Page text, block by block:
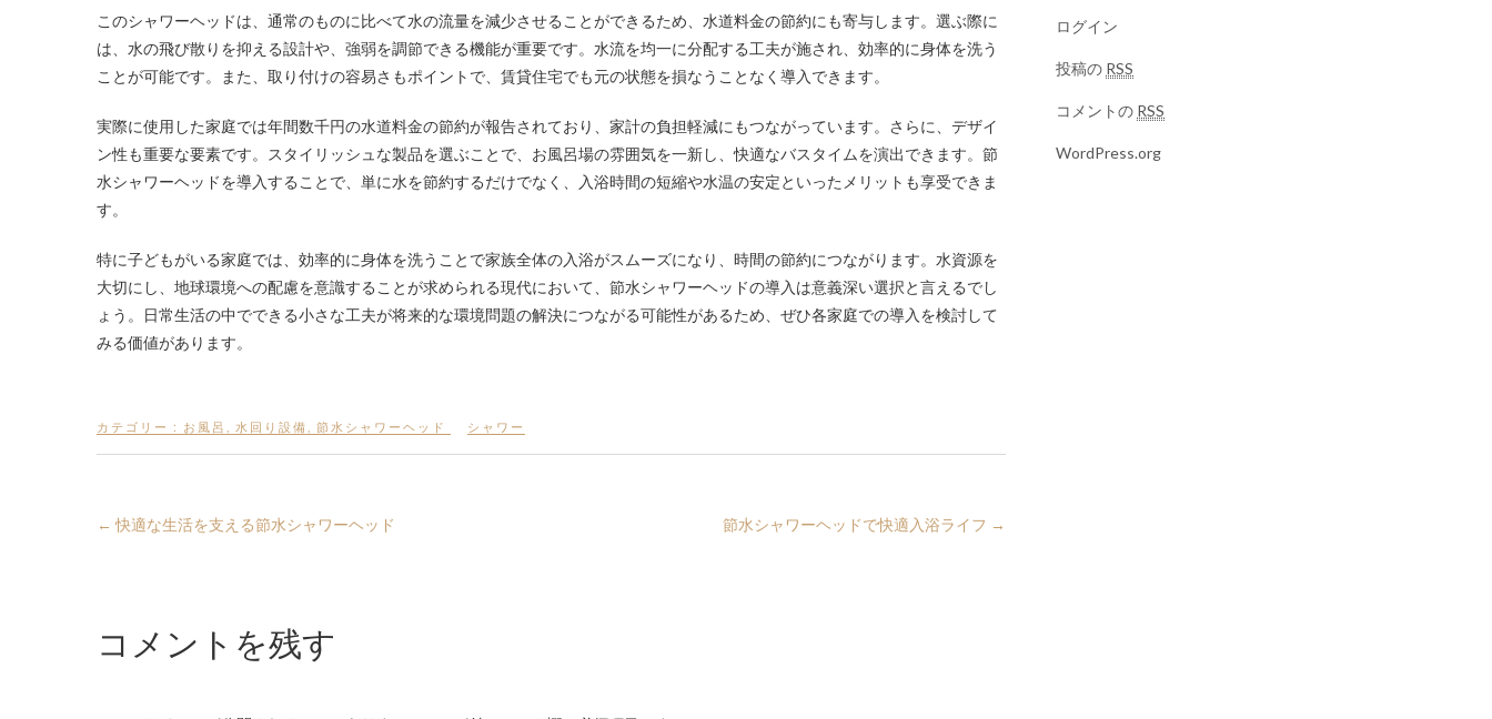
このシャワーヘッドは、通常のものに比べて水の流量を減少させることができるため、水道料金の節約にも寄与します。選ぶ際に
は、水の飛び散りを抑える設計や、強弱を調節できる機能が重要です。水流を均一に分配する工夫が施され、効率的に身体を洗う
ことが可能です。また、取り付けの容易さもポイントで、賃貸住宅でも元の状態を損なうことなく導入できます。
実際に使用した家庭では年間数千円の水道料金の節約が報告されており、家計の負担軽減にもつながっています。さらに、デザイ
ン性も重要な要素です。スタイリッシュな製品を選ぶことで、お風呂場の雰囲気を一新し、快適なバスタイムを演出できます。節
水シャワーヘッドを導入することで、単に水を節約するだけでなく、入浴時間の短縮や水温の安定といったメリットも享受できま
す。
特に子どもがいる家庭では、効率的に身体を洗うことで家族全体の入浴がスムーズになり、時間の節約につながります。水資源を
大切にし、地球環境への配慮を意識することが求められる現代において、節水シャワーヘッドの導入は意義深い選択と言えるでし
ょう。日常生活の中でできる小さな工夫が将来的な環境問題の解決につながる可能性があるため、ぜひ各家庭での導入を検討して
みる価値があります。
カテゴリー : お風呂 水回り設備 節水シャワーヘッド シャワー
← 快適な生活を支える節水シャワーヘッド 節水シャワーヘッドで快適入浴ライフ →
コメントを残す
ログイン
投稿の RSS
コメントの RSS
WordPress.org